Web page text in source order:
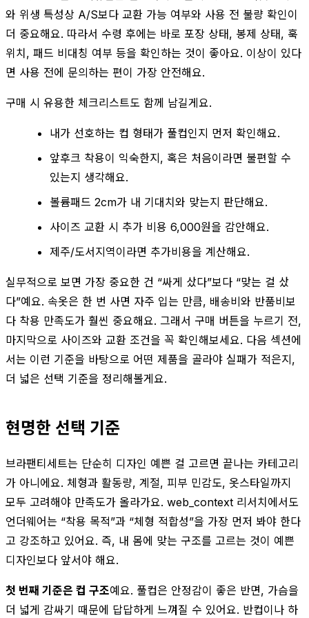
와 위생 특성상 A/S보다 교환 가능 여부와 사용 전 불량 확인이
더 중요해요. 따라서 수령 후에는 바로 포장 상태, 봉제 상태, 훅
위치, 패드 비대칭 여부 등을 확인하는 것이 좋아요. 이상이 있다
면 사용 전에 문의하는 편이 가장 안전해요.
구매 시 유용한 체크리스트도 함께 남길게요.
내가 선호하는 컵 형태가 풀컵인지 먼저 확인해요.
앞후크 착용이 익숙한지, 혹은 처음이라면 불편할 수
있는지 생각해요.
볼륨패드 2cm가 내 기대치와 맞는지 판단해요.
사이즈 교환 시 추가 비용 6,000원을 감안해요.
제주/도서지역이라면 추가비용을 계산해요.
실무적으로 보면 가장 중요한 건 “싸게 샀다”보다 “맞는 걸 샀
다”예요. 속옷은 한 번 사면 자주 입는 만큼, 배송비와 반품비보
다 착용 만족도가 훨씬 중요해요. 그래서 구매 버튼을 누르기 전,
마지막으로 사이즈와 교환 조건을 꼭 확인해보세요. 다음 섹션에
서는 이런 기준을 바탕으로 어떤 제품을 골라야 실패가 적은지,
더 넓은 선택 기준을 정리해볼게요.
현명한 선택 기준
브라팬티세트는 단순히 디자인 예쁜 걸 고르면 끝나는 카테고리
가 아니에요. 체형과 활동량, 계절, 피부 민감도, 옷스타일까지
모두 고려해야 만족도가 올라가요. web_context 리서치에서도
언더웨어는 “착용 목적”과 “체형 적합성”을 가장 먼저 봐야 한다
고 강조하고 있어요. 즉, 내 몸에 맞는 구조를 고르는 것이 예쁜
디자인보다 앞서야 해요.
첫 번째 기준은 컵 구조예요. 풀컵은 안정감이 좋은 반면, 가슴을
더 넓게 감싸기 때문에 답답하게 느껴질 수 있어요. 반컵이나 하